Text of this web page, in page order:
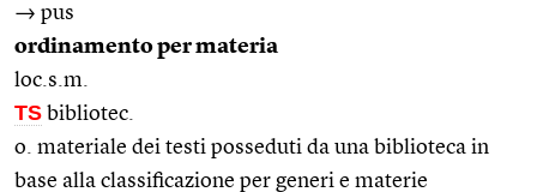
→ pus
ordinamento per materia
loc.s.m.
TS bibliotec.
o. materiale dei testi posseduti da una biblioteca in
base alla classificazione per generi e materie